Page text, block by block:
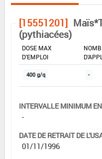
[15551201]
(pythiacées)
DOSE MAX
D'EMPLOI
400 g/q -
INTERVALLE MINIMUM
-
DATE DE RETRAIT DE
01/11/1996